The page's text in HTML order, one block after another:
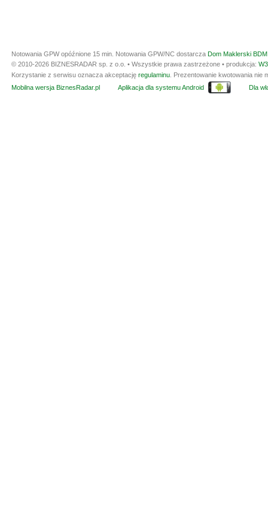
Notowania GPW opóźnione 15 min. Notowania GPW/NC dostarcza Dom Maklerski
© 2010-2026 BIZNESRADAR sp. z o.o. • Wszystkie prawa zastrzeżone • produkcja:
Korzystanie z serwisu oznacza akceptację regulaminu . Prezentowanie kwotowania
Mobilna wersja BiznesRadar.pl
Aplikacja dla systemu Android Dla